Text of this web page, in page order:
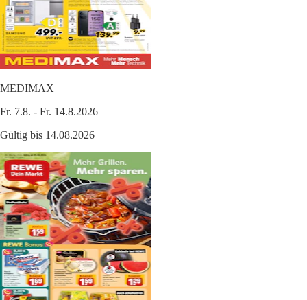
MEDIMAX
Fr. 7.8. - Fr. 14.8.2026
Gültig bis 14.08.2026